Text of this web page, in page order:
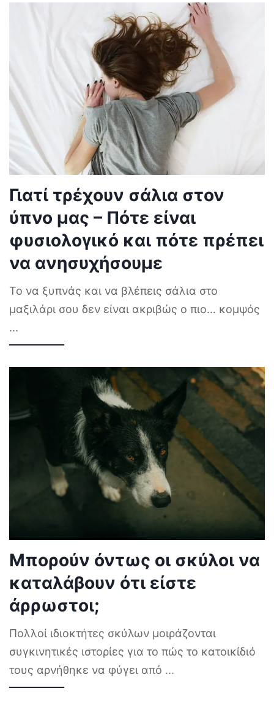
Γιατί τρέχουν σάλια στον
ύπνο μας – Πότε είναι
φυσιολογικό και πότε πρέπει
να ανησυχήσουμε
Το να ξυπνάς και να βλέπεις σάλια στο
μαξιλάρι σου δεν είναι ακριβώς ο πιο… κομψός
...
Μπορούν όντως οι σκύλοι να
καταλάβουν ότι είστε
άρρωστοι;
Πολλοί ιδιοκτήτες σκύλων μοιράζονται
συγκινητικές ιστορίες για το πώς το κατοικίδιό
τους αρνήθηκε να φύγει από ...